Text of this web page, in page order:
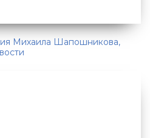
Михаила Шапошникова,